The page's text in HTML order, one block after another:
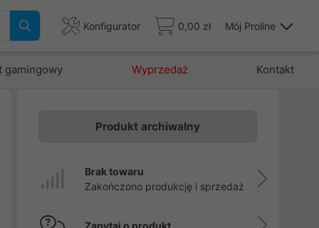
Konfigurator 0,00 zł Mój Proline
gamingowy Wyprzedaż Kontakt
Produkt archiwalny
Brak towaru
Zakończono produkcję i sprzedaż
Zapytaj o produkt